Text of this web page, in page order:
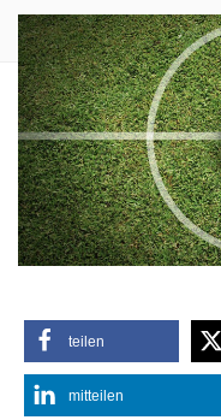
teilen
mitteilen